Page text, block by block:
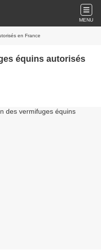
MENU
en France
équins autorisés